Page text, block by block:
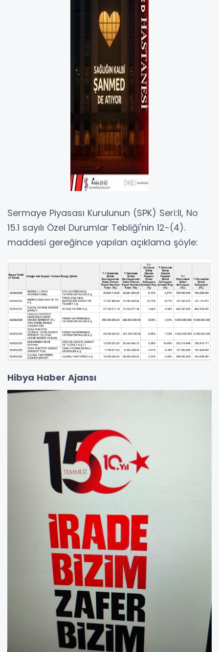
Sermaye Piyasası Kurulunun (SPK) Seri:II, No
15.1 sayılı Özel Durumlar Tebliği'nin 12-(4).
maddesi gereğince yapılan açıklama şöyle:
Hibya Haber Ajansı